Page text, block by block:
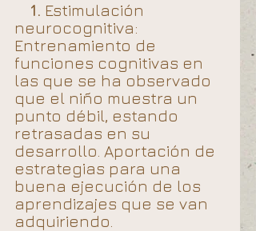
1. Estimulación
neurocognitiva:
Entrenamiento de
funciones cognitivas en
las que se ha observado
que el niño muestra un
punto débil, estando
retrasadas en su
desarrollo. Aportación de
estrategias para una
buena ejecución de los
aprendizajes que se van
adquiriendo.